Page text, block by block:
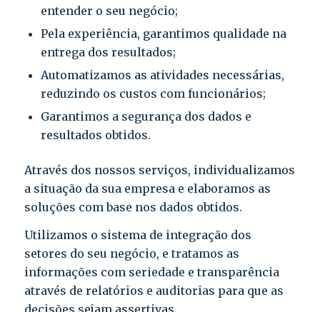
entender o seu negócio;
Pela experiência, garantimos qualidade na
entrega dos resultados;
Automatizamos as atividades necessárias,
reduzindo os custos com funcionários;
Garantimos a segurança dos dados e
resultados obtidos.
Através dos nossos serviços, individualizamos
a situação da sua empresa e elaboramos as
soluções com base nos dados obtidos.
Utilizamos o sistema de integração dos
setores do seu negócio, e tratamos as
informações com seriedade e transparência
através de relatórios e auditorias para que as